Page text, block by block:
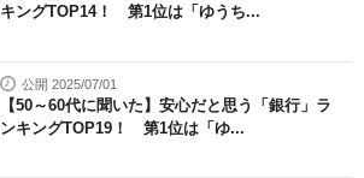
キングTOP14！ 第1位は「ゆうち...
公開 2025/07/01
【50～60代に聞いた】安心だと思う「銀行」ラ
ンキングTOP19！ 第1位は「ゆ...